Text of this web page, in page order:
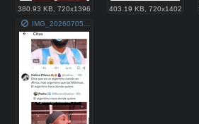
380.93 KB ,720x1396 403.19 KB 720x1402